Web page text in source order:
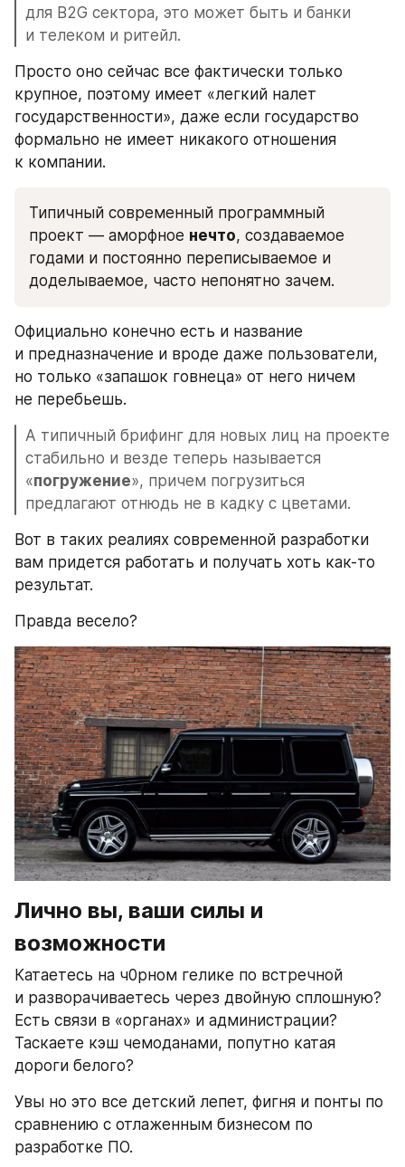
для B2G сектора, это может быть и банки
и телеком и ритейл.
Просто оно сейчас все фактически только
крупное, поэтому имеет «легкий налет
государственности», даже если государство
формально не имеет никакого отношения
к компании.
Типичный современный программный
проект — аморфное нечто, создаваемое
годами и постоянно переписываемое и
доделываемое, часто непонятно зачем.
Официально конечно есть и название
и предназначение и вроде даже пользователи,
но только «запашок говнеца» от него ничем
не перебьешь.
А типичный брифинг для новых лиц на проекте
стабильно и везде теперь называется
«погружение», причем погрузиться
предлагают отнюдь не в кадку с цветами.
Вот в таких реалиях современной разработки
вам придется работать и получать хоть как-то
результат.
Правда весело?
Лично вы, ваши силы и
возможности
Катаетесь на ч0рном гелике по встречной
и разворачиваетесь через двойную сплошную?
Есть связи в «органах» и администрации?
Таскаете кэш чемоданами, попутно катая
дороги белого?
Увы но это все детский лепет, фигня и понты по
сравнению с отлаженным бизнесом по
разработке ПО.